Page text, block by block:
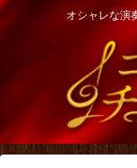
オシャレな演